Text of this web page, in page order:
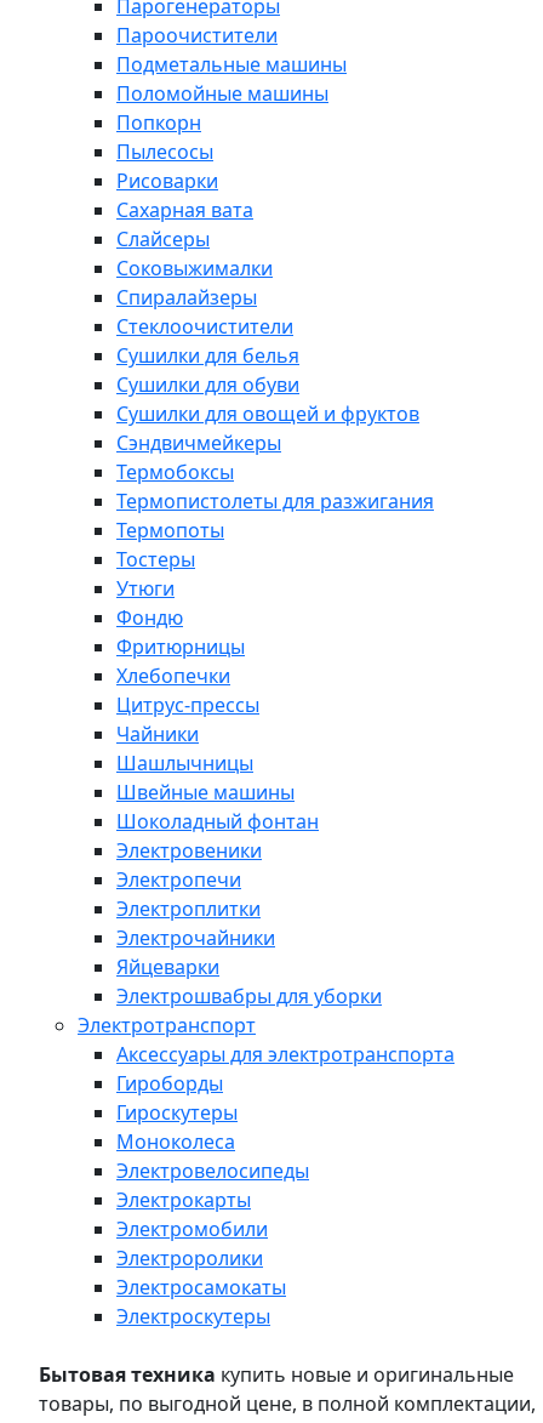
Парогенераторы
Пароочистители
Подметальные машины
Поломойные машины
Попкорн
Пылесосы
Рисоварки
Сахарная вата
Слайсеры
Соковыжималки
Спиралайзеры
Стеклоочистители
Сушилки для белья
Сушилки для обуви
Сушилки для овощей и фруктов
Сэндвичмейкеры
Термобоксы
Термопистолеты для разжигания
Термопоты
Тостеры
Утюги
Фондю
Фритюрницы
Хлебопечки
Цитрус-прессы
Чайники
Шашлычницы
Швейные машины
Шоколадный фонтан
Электровеники
Электропечи
Электроплитки
Электрочайники
Яйцеварки
Электрошвабры для уборки
Электротранспорт
Аксессуары для электротранспорта
Гироборды
Гироскутеры
Моноколеса
Электровелосипеды
Электрокарты
Электромобили
Электроролики
Электросамокаты
Электроскутеры
Бытовая техника купить новые и оригинальные
товары, по выгодной цене, в полной комплектации,